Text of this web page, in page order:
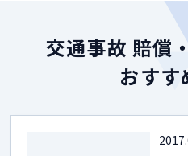
交通事故 賠償
おすす